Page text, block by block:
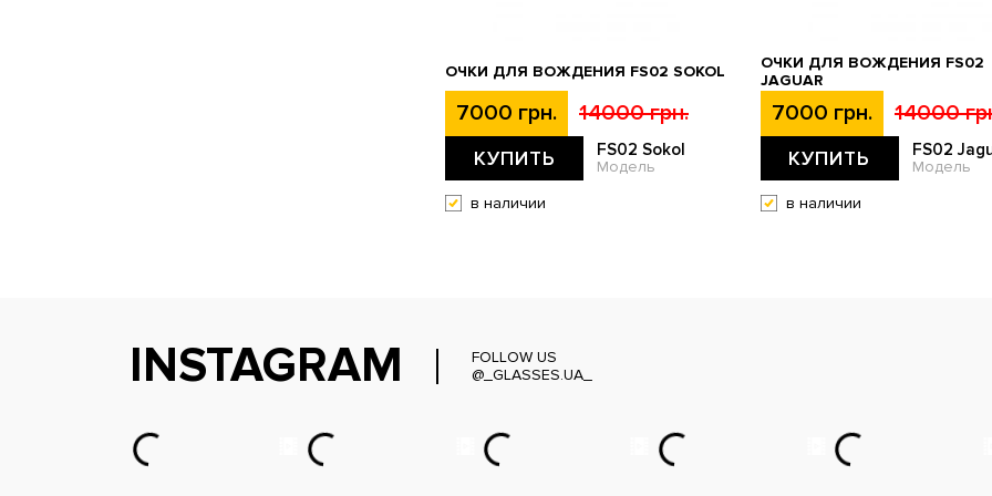
ОЧКИ ДЛЯ ВОЖДЕНИЯ FS02 SOKOL
7000 грн. 14000 грн.
КУПИТЬ FS02 Sokol
Модель
в наличии
ОЧКИ ДЛЯ ВОЖДЕНИЯ FS02
JAGUAR
7000 грн. 14000
КУПИТЬ FS02
Модель
в наличии
INSTAGRAM
FOLLOW US
@_GLASSES.UA_